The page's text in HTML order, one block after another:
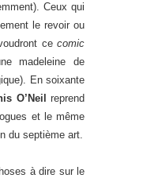
Ceux qui
le revoir ou
ce comic
madeleine de
En soixante
O’Neil
reprend
et le même
du septième art.
à dire sur le